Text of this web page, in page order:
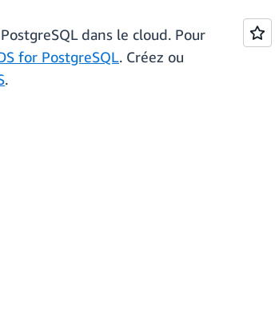
dans le cloud. Pour
for PostgreSQL. Créez ou
.